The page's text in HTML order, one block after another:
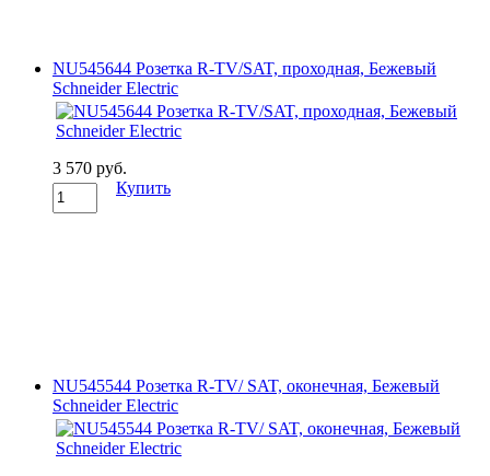
NU545644 Розетка R-TV/SAT, проходная, Бежевый
Schneider Electric
3 570 руб.
Купить
NU545544 Розетка R-TV/ SAT, оконечная, Бежевый
Schneider Electric